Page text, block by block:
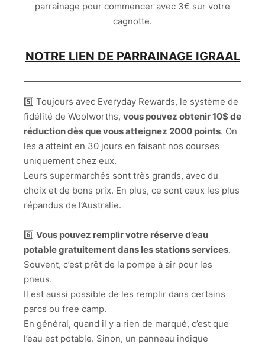
parrainage pour commencer avec 3€ sur votre
cagnotte.
NOTRE LIEN DE PARRAINAGE IGRAAL
5️⃣ Toujours avec Everyday Rewards, le système de
fidélité de Woolworths, vous pouvez obtenir 10$ de
réduction dès que vous atteignez 2000 points. On
les a atteint en 30 jours en faisant nos courses
uniquement chez eux.
Leurs supermarchés sont très grands, avec du
choix et de bons prix. En plus, ce sont ceux les plus
répandus de l’Australie.
6️⃣ Vous pouvez remplir votre réserve d’eau
potable gratuitement dans les stations services.
Souvent, c’est prêt de la pompe à air pour les
pneus.
Il est aussi possible de les remplir dans certains
parcs ou free camp.
En général, quand il y a rien de marqué, c’est que
l’eau est potable. Sinon, un panneau indique